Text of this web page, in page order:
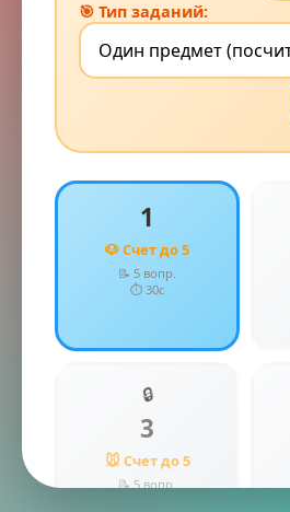
🎯 Тип заданий:
1
🐶 Счет до 5
📝 5 вопр.
⏱️ 30с
🔒
3
🐭 Счет до 5
📝 5 вопр.